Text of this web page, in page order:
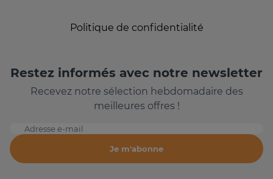
Politique de confidentialité
Restez informés avec notre newsletter
Recevez notre sélection hebdomadaire des
meilleures offres !
Adresse e-mail
Je m'abonne